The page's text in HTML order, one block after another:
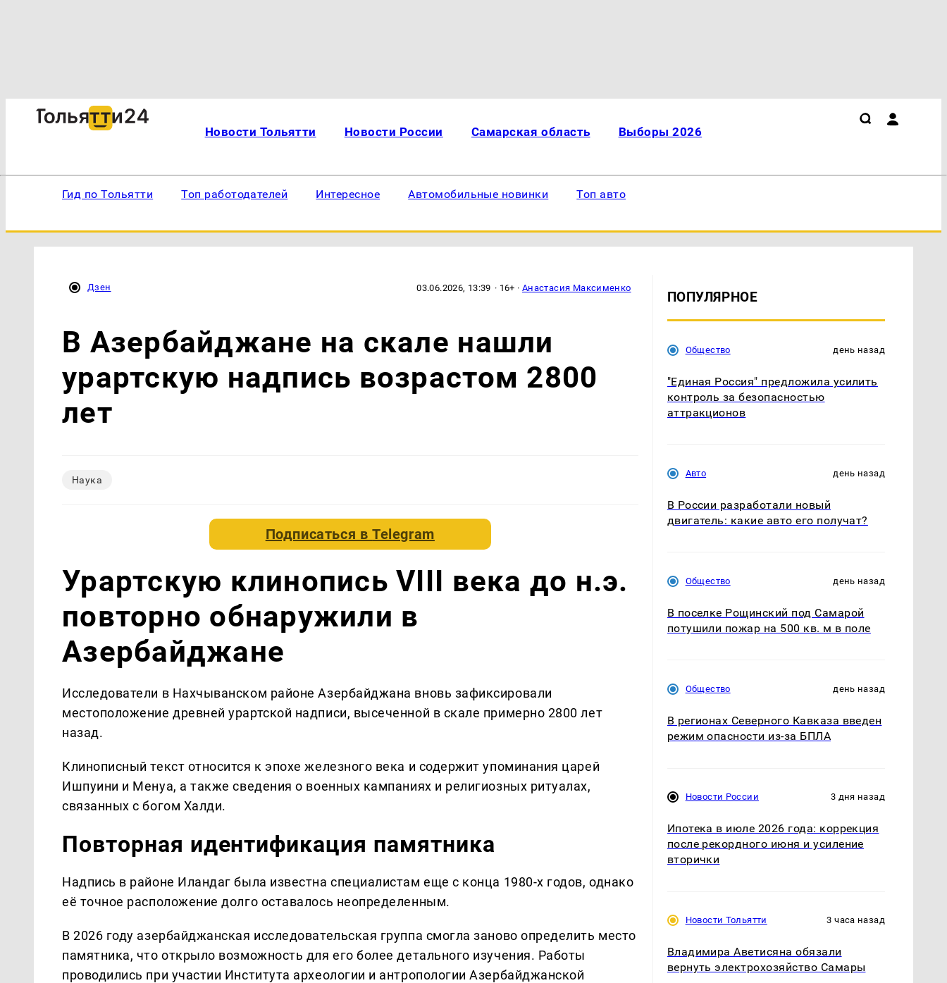
Новости Тольятти Новости России Самарская область Выборы 2026
Гид по Тольятти Топ работодателей Интересное Автомобильные новинки Топ авто
Дзен 03.06.2026, 13:39 · 16+ · Анастасия Максименко
В Азербайджане на скале нашли
урартскую надпись возрастом 2800
лет
Наука
Подписаться вTelegram
Урартскую клинопись VIII века до н.э.
повторно обнаружили в
Азербайджане
Исследователи в Нахчыванском районе Азербайджана вновь зафиксировали
местоположение древней урартской надписи, высеченной в скале примерно 2800 лет
назад.
Клинописный текст относится к эпохе железного века и содержит упоминания царей
Ишпуини и Менуа, а также сведения о военных кампаниях и религиозных ритуалах,
связанных с богом Халди.
Повторная идентификация памятника
Надпись в районе Иландаг была известна специалистам еще с конца 1980-х годов, однако
её точное расположение долго оставалось неопределенным.
В 2026 году азербайджанская исследовательская группа смогла заново определить место
памятника, что открыло возможность для его более детального изучения. Работы
проводились при участии Института археологии и антропологии Азербайджанской
ПОПУЛЯРНОЕ
Общество день назад
"Единая Россия" предложила усилить
контроль за безопасностью
аттракционов
Авто день назад
В России разработали новый
двигатель: какие авто его получат?
Общество день назад
В поселке Рощинский под Самарой
потушили пожар на 500 кв. м в поле
Общество день назад
В регионах Северного Кавказа введен
режим опасности из-за БПЛА
Новости России 3 дня назад
Ипотека в июле 2026 года: коррекция
после рекордного июня и усиление
вторички
Новости Тольятти 3 часа назад
Владимира Аветисяна обязали
вернуть электрохозяйство Самары